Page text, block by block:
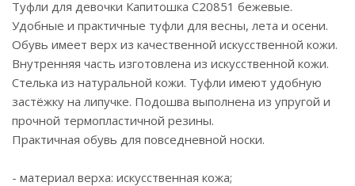
Туфли для девочки Капитошка C20851 бежевые.
Удобные и практичные туфли для весны, лета и осени.
Обувь имеет верх из качественной искусственной кожи.
Внутренняя часть изготовлена из искусственной кожи.
Стелька из натуральной кожи. Туфли имеют удобную
застёжку на липучке. Подошва выполнена из упругой и
прочной термопластичной резины.
Практичная обувь для повседневной носки.
- материал верха: искусственная кожа;